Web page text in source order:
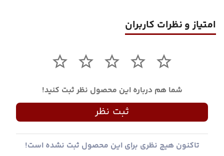
امتیاز و نظرات کاربران
شما هم درباره این محصول نظر ثبت کنید!
ثبت نظر
تاکنون هیچ نظری برای این محصول ثبت نشده است!